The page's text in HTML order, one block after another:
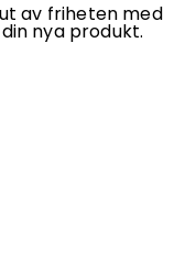
av friheten med
din nya produkt.